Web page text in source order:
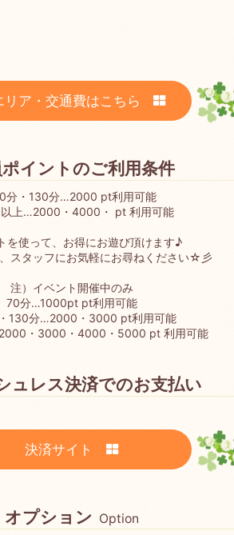
リア・交通費はこちら
イントのご利用条件
分・130分…2000 pt利用可能
上…2000・4000・ pt 利用可能
を使って、お得にお遊び頂けます♪
スタッフにお気軽にお尋ねください☆彡
注）イベント開催中のみ
70分…1000pt pt利用可能
130分…2000・3000 pt利用可能
・3000・4000・5000 pt 利用可能
ュレス決済でのお支払い
決済サイト
オプション Option